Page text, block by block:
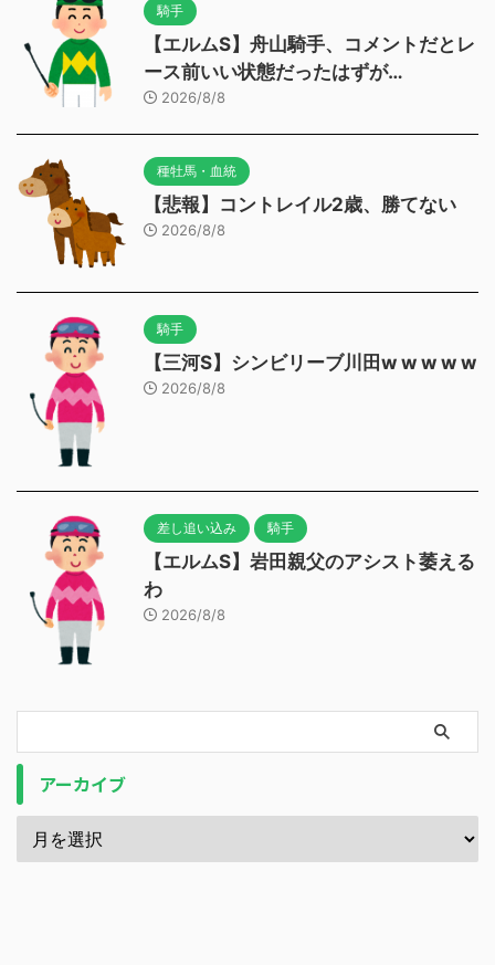
騎手
【エルムS】舟山騎手、コメントだとレ
ース前いい状態だったはずが…
2026/8/8
種牡馬・血統
【悲報】コントレイル2歳、勝てない
2026/8/8
騎手
【三河S】シンビリーブ川田w w w w w
2026/8/8
差し追い込み 騎手
【エルムS】岩田親父のアシスト萎える
わ
2026/8/8
アーカイブ